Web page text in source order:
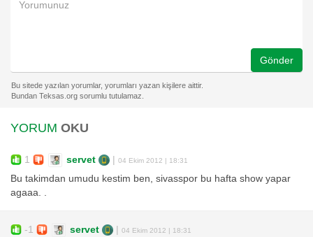
Gönder
YORUM OKU
1 servet | 04 Ekim 2012 | 18:31
Bu takimdan umudu kestim ben, sivasspor bu hafta show yapar
agaaa. .
-1 servet | 04 Ekim 2012 | 18:31